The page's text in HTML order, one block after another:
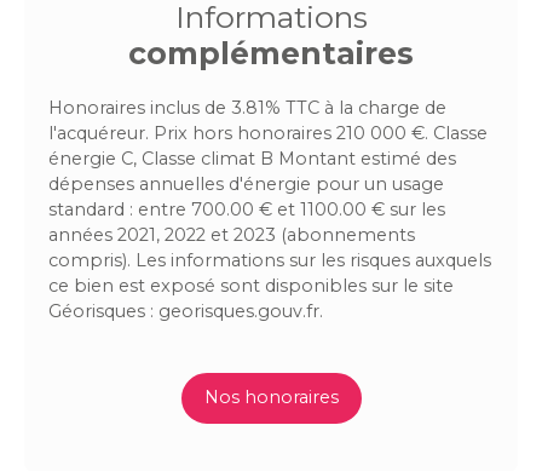
Informations
complémentaires
Honoraires inclus de 3.81% TTC à la charge de
l'acquéreur. Prix hors honoraires 210 000 €. Classe
énergie C, Classe climat B Montant estimé des
dépenses annuelles d'énergie pour un usage
standard : entre 700.00 € et 1100.00 € sur les
années 2021, 2022 et 2023 (abonnements
compris). Les informations sur les risques auxquels
ce bien est exposé sont disponibles sur le site
Géorisques : georisques.gouv.fr.
Nos honoraires